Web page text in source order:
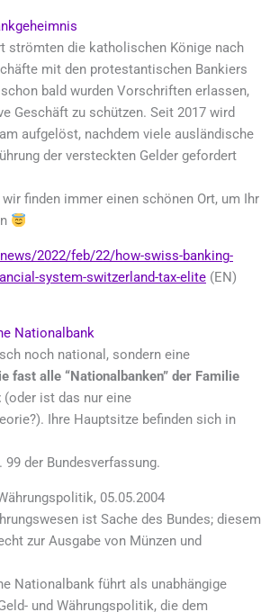
strömten die katholischen Könige nach
mit den protestantischen Bankiers
bald wurden Vorschriften erlassen,
Geschäft zu schützen. Seit 2017 wird
aufgelöst, nachdem viele ausländische
der versteckten Gelder gefordert
finden immer einen schönen Ort, um Ihr
2022/feb/22/how-swiss-banking-
system-switzerland-tax-elite (EN)
Nationalbank
noch national, sondern eine
fast alle “Nationalbanken” der Familie
(oder ist das nur eine
Ihre Hauptsitze befinden sich in
der Bundesverfassung.
05.05.2004
ist Sache des Bundes; diesem
zur Ausgabe von Münzen und
Nationalbank führt als unabhängige
und Währungspolitik, die dem